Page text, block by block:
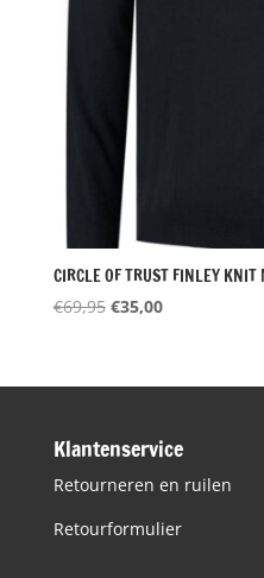
CIRCLE OF TRUST FINLEY
€69,95 Oorspronkelijke
€69,95.
€35,00Huidige
€35,00.
Klantenservice
Retourneren en ruilen
Retourformulier